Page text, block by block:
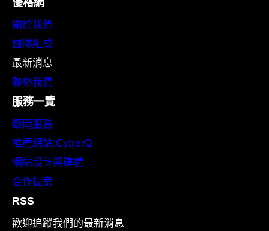
關於我們
團隊組成
最新消息
聯絡我們
服務一覽
顧問服務
推薦網站:CyberQ
網站設計與建構
合作提案
RSS
歡迎追蹤我們的最新消息